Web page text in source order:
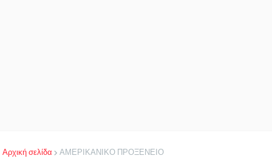
Αρχική σελίδα ΑΜΕΡΙΚΑΝΙΚΟ ΠΡΟΞΕΝΕΙΟ